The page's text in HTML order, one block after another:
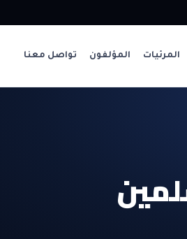
المرئيات المؤلفون تواصل معنا